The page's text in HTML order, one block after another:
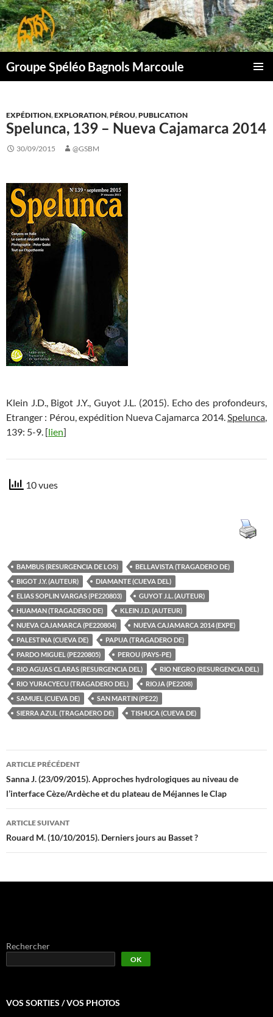
Aller
au
contenu
Groupe Spéléo Bagnols Marcoule
EXPÉDITION,EXPLORATION,PÉROU,PUBLICATION
Spelunca, 139 – Nueva Cajamarca 2014
30/09/2015 @GSBM
Klein J.D., Bigot J.Y., Guyot J.L. (2015). Echo des profondeurs,
Etranger : Pérou, expédition Nueva Cajamarca 2014.Spelunca,
139: 5-9. [lien]
10 vues
BAMBUS (RESURGENCIA DE LOS)
BELLAVISTA (TRAGADERO DE)
BIGOT J.Y. (AUTEUR)
DIAMANTE (CUEVA DEL)
ELIAS SOPLIN VARGAS (PE220803)
GUYOT J.L. (AUTEUR)
HUAMAN (TRAGADERO DE)
KLEIN J.D. (AUTEUR)
NUEVA CAJAMARCA (PE220804)
NUEVA CAJAMARCA 2014 (EXPE)
PALESTINA (CUEVA DE)
PAPUA (TRAGADERO DE)
PARDO MIGUEL (PE220805)
PEROU (PAYS-PE)
RIO AGUAS CLARAS (RESURGENCIA DEL)
RIO NEGRO (RESURGENCIA DEL)
RIO YURACYECU (TRAGADERO DEL)
RIOJA (PE2208)
SAMUEL (CUEVA DE)
SAN MARTIN (PE22)
SIERRA AZUL (TRAGADERO DE)
TISHUCA (CUEVA DE)
Navigation
des
articles
ARTICLE PRÉCÉDENT
Sanna J. (23/09/2015). Approches hydrologiques au niveau de
l’interface Cèze/Ardèche et du plateau de Méjannes le Clap
ARTICLE SUIVANT
Rouard M. (10/10/2015). Derniers jours au Basset ?
Rechercher
OK
VOS SORTIES / VOS PHOTOS